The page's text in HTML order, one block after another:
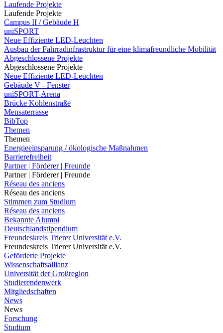
Laufende Projekte
Laufende Projekte
Campus II / Gebäude H
uniSPORT
Neue Effiziente LED-Leuchten
Ausbau der Fahrradinfrastruktur für eine klimafreundliche Mobilität
Abgeschlossene Projekte
Abgeschlossene Projekte
Neue Effiziente LED-Leuchten
Gebäude V - Fenster
uniSPORT-Arena
Brücke Kohlenstraße
Mensaterrasse
BibTop
Themen
Themen
Energieeinsparung / ökologische Maßnahmen
Barrierefreiheit
Partner | Förderer | Freunde
Partner | Förderer | Freunde
Réseau des anciens
Réseau des anciens
Stimmen zum Studium
Réseau des anciens
Bekannte Alumni
Deutschlandstipendium
Freundeskreis Trierer Universität e.V.
Freundeskreis Trierer Universität e.V.
Geförderte Projekte
Wissenschaftsallianz
Universität der Großregion
Studierendenwerk
Mitgliedschaften
News
News
Forschung
Studium